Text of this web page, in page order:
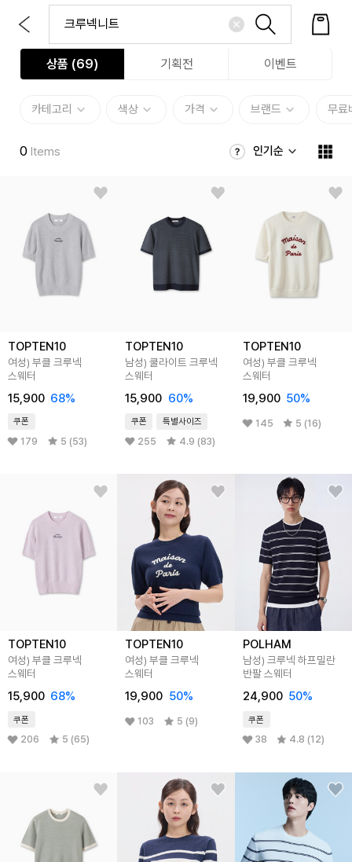
상품 (69) 기획전 이벤트
카테고리 색상 가격 브랜드 무료
0 Items 인기순
TOPTEN10
여성) 부클 크루넥
스웨터
15,900 68%
쿠폰
179 5 (53)
TOPTEN10
남성) 쿨라이트 크루넥
스웨터
15,900 60%
쿠폰 특별사이즈
255 4.9 (83)
TOPTEN10
여성) 부클 크루넥
스웨터
19,900 50%
145 5 (16)
TOPTEN10
여성) 부클 크루넥
스웨터
15,900 68%
쿠폰
206 5 (65)
TOPTEN10
여성) 부클 크루넥
스웨터
19,900 50%
103 5 (9)
POLHAM
남성) 크루넥 하프밀란
반팔 스웨터
24,900 50%
쿠폰
38 4.8 (12)